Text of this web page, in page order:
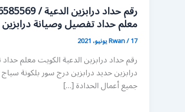
معلم حداد تفصيل وصيانة
Rwan/17 يونيو، 2021
رقم حداد درابزين الدعية الكويت معلم
درابزين حديد درابزين درج سور بلكونة
جميع أعمال الحدادة […]